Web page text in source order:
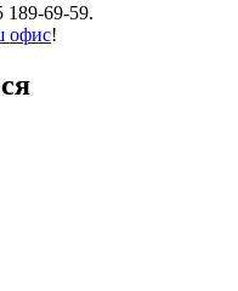
189-69-59.
офис!